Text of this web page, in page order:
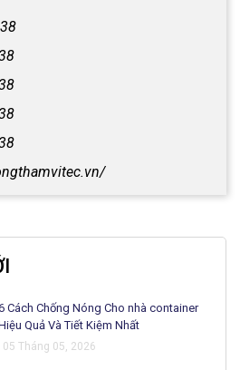
Cách Chống Nóng Cho nhà container
Quả Và Tiết Kiệm Nhất
05 Tháng 05, 2026